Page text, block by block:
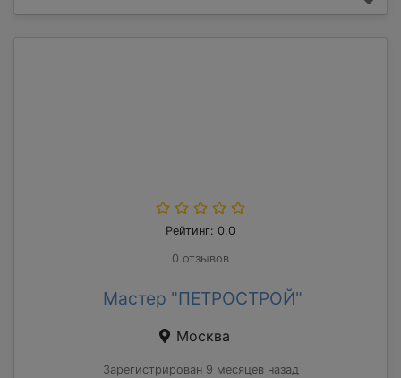
Рейтинг: 0.0
0 отзывов
Мастер "ПЕТРОСТРОЙ"
Москва
Зарегистрирован 9 месяцев назад